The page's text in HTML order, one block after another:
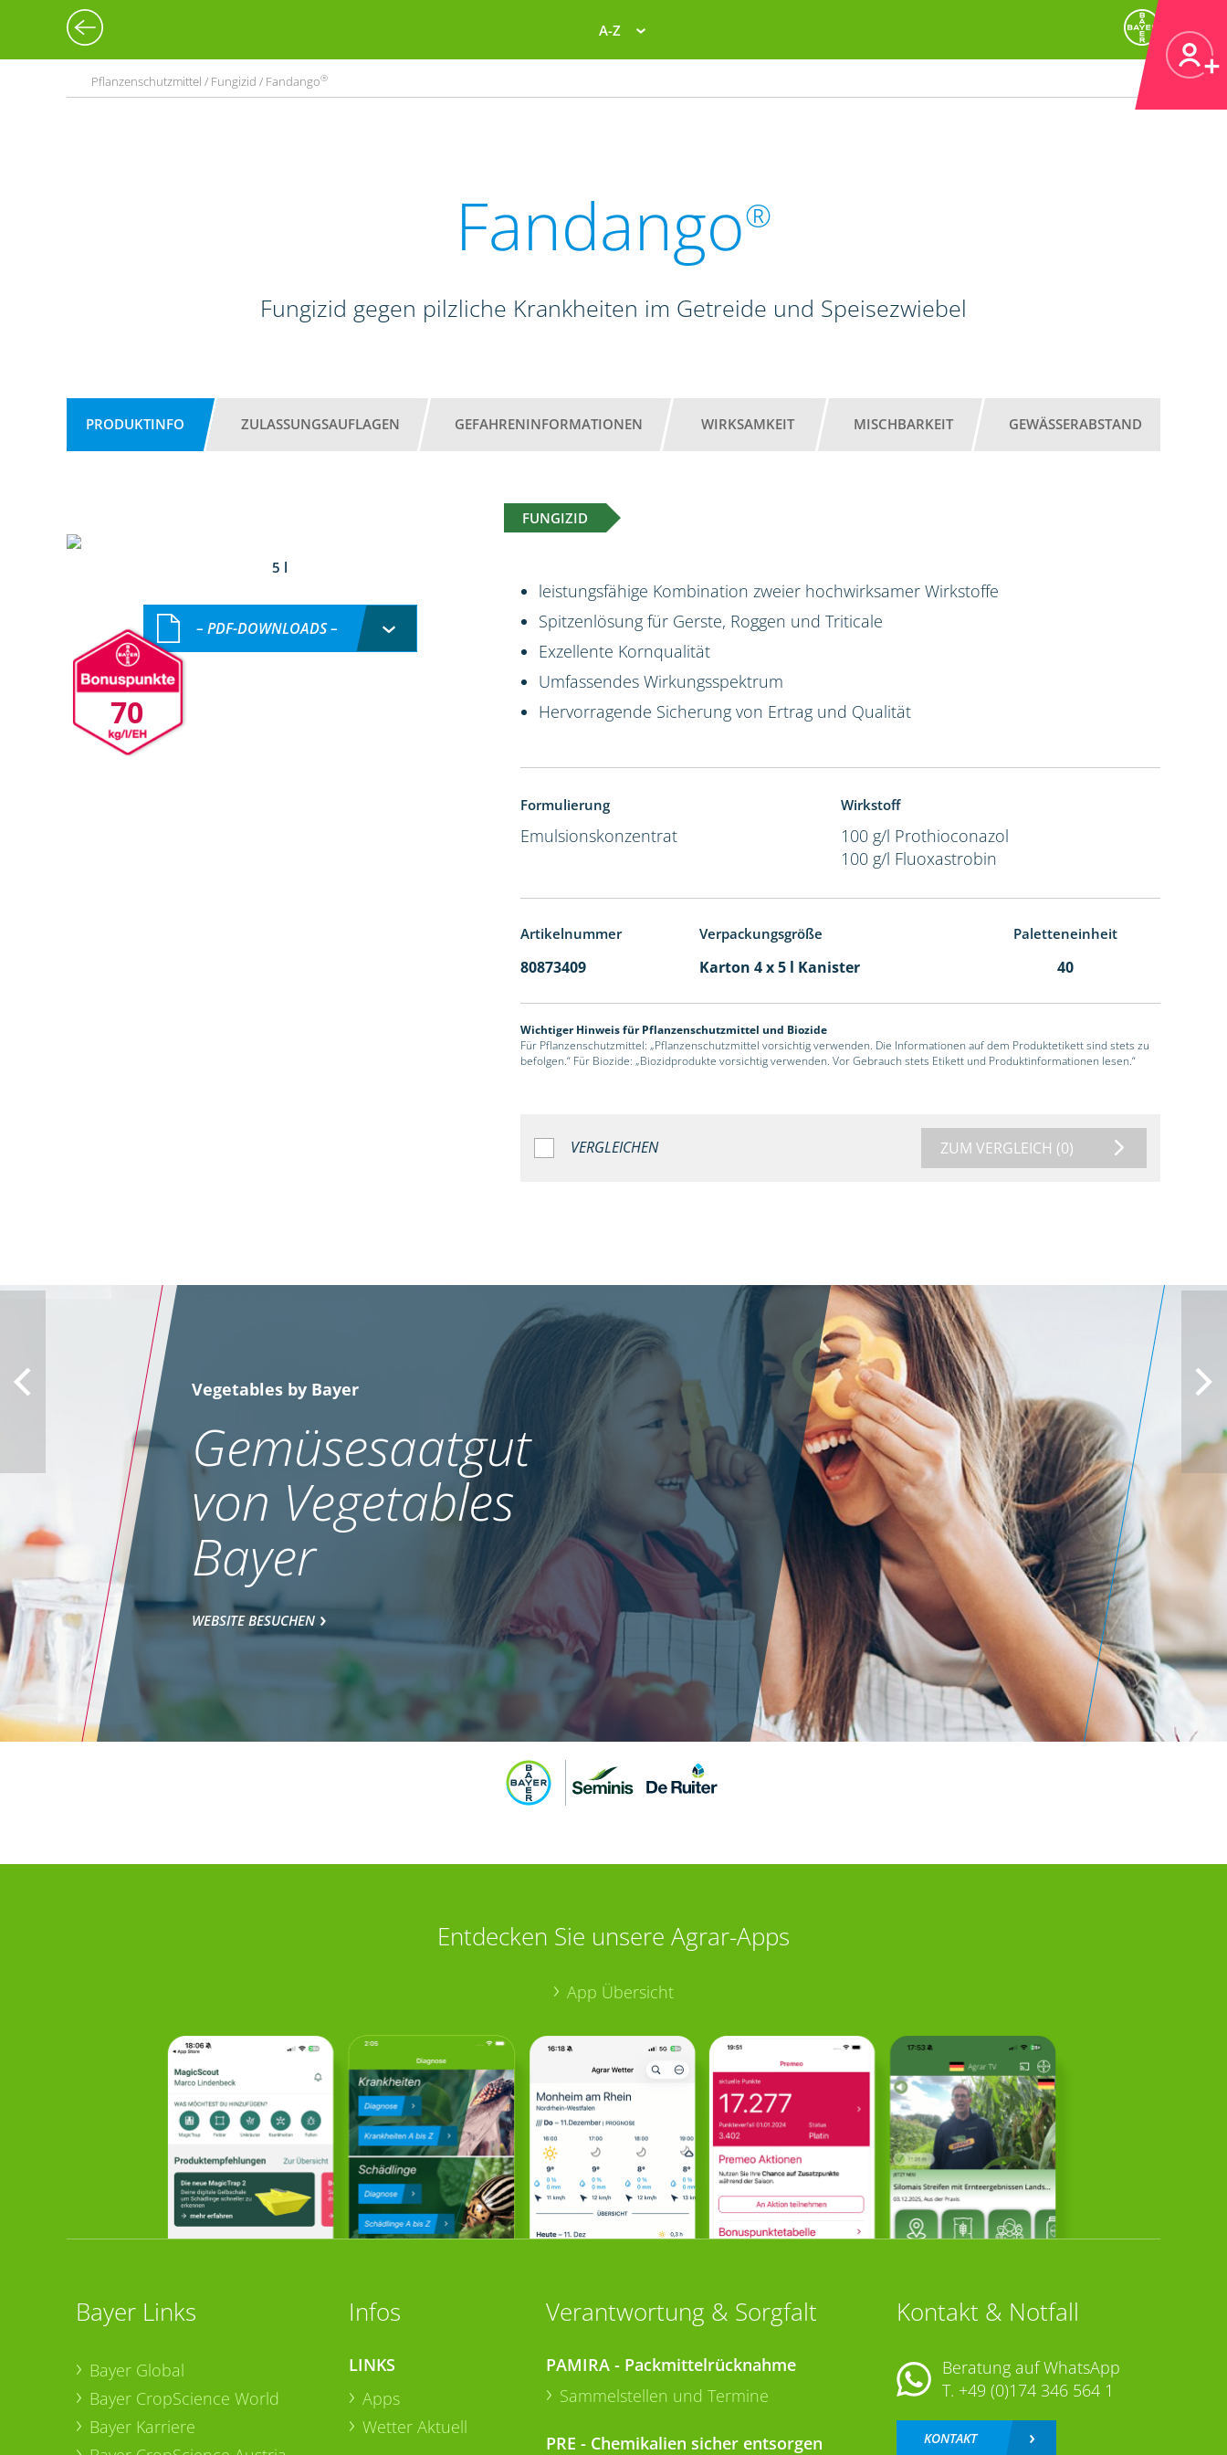
A-Z
Pflanzenschutzmittel / Fungizid / Fandango®
Fandango®
Fungizid gegen pilzliche Krankheiten im Getreide und Speisezwiebel
PRODUKTINFO ZULASSUNGSAUFLAGEN GEFAHRENINFORMATIONEN WIRKSAMKEIT MISCHBARKEIT GEWÄSSERABSTAND
FUNGIZID
5 l
70
– PDF-DOWNLOADS –
leistungsfähige Kombination zweier hochwirksamer Wirkstoffe
Spitzenlösung für Gerste, Roggen und Triticale
Exzellente Kornqualität
Umfassendes Wirkungsspektrum
Hervorragende Sicherung von Ertrag und Qualität
Formulierung
Emulsionskonzentrat
Wirkstoff
100 g/l Prothioconazol
100 g/l Fluoxastrobin
Artikelnummer Verpackungsgröße Paletteneinheit
80873409 Karton 4 x 5 l Kanister 40
Wichtiger Hinweis für Pflanzenschutzmittel und Biozide
Für Pflanzenschutzmittel: „Pflanzenschutzmittel vorsichtig verwenden. Die Informationen auf dem Produktetikett sind stets zu
befolgen.“ Für Biozide: „Biozidprodukte vorsichtig verwenden. Vor Gebrauch stets Etikett und Produktinformationen lesen.“
VERGLEICHEN ZUM VERGLEICH (0)
Vegetables by Bayer
Gemüsesaatgut
von Vegetables
Bayer
WEBSITE BESUCHEN
Entdecken Sie unsere Agrar-Apps
App Übersicht
Bayer Links
Bayer Global
Bayer CropScience World
Bayer Karriere
Infos
LINKS
Apps
Wetter Aktuell
Verantwortung & Sorgfalt
PAMIRA - Packmittelrücknahme
Sammelstellen und Termine
PRE - Chemikalien sicher entsorgen
Kontakt & Notfall
Beratung auf WhatsApp
T. +49 (0)174 346 564 1
KONTAKT